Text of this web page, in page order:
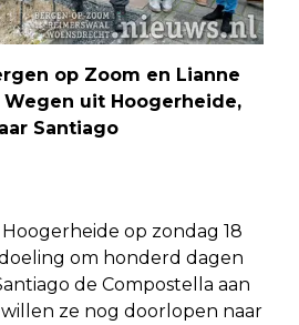
op Zoom en Lianne
uit Hoogerheide,
Santiago
op zondag 18
om honderd dagen
de Compostella aan
ze nog doorlopen naar